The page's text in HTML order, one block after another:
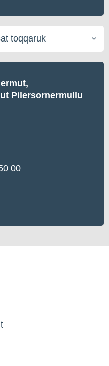
Pilersornermullu
00